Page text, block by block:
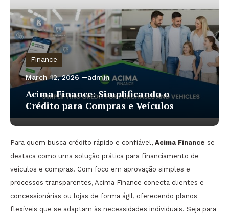
Finance
March 12, 2026 admin
Acima Finance: Simplificando o
Crédito para Compras e Veículos
Para quem busca crédito rápido e confiável, Acima Finance se
destaca como uma solução prática para financiamento de
veículos e compras. Com foco em aprovação simples e
processos transparentes, Acima Finance conecta clientes e
concessionárias ou lojas de forma ágil, oferecendo planos
flexíveis que se adaptam às necessidades individuais. Seja para